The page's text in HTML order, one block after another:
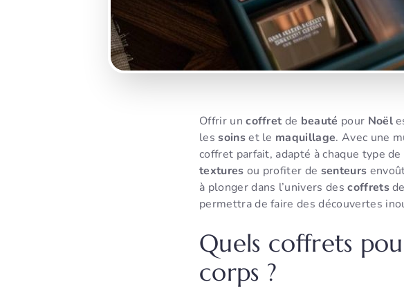
Offrir uncoffret de beauté pour Noël
lessoinset le maquillage. Avec une
coffret parfait, adapté à chaque type de
textures ou profiter de senteurs
à plonger dans l’univers descoffretsde
permettra de faire des découvertes
Quels coffrets
corps ?